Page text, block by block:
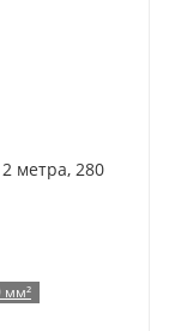
метра, 280
мм²